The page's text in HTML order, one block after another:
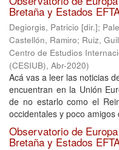
Bretaña y Estados
Degiorgis, Patricio [dir.];
Castellón, Ramiro; Ruiz,
Centro de Estudios
(CESIUB), Abr-2020)
Acá vas a leer las noticias
encuentran en la Unión
de no estarlo como el
occidentales y poco amigos
Observatorio de
Bretaña y Estados